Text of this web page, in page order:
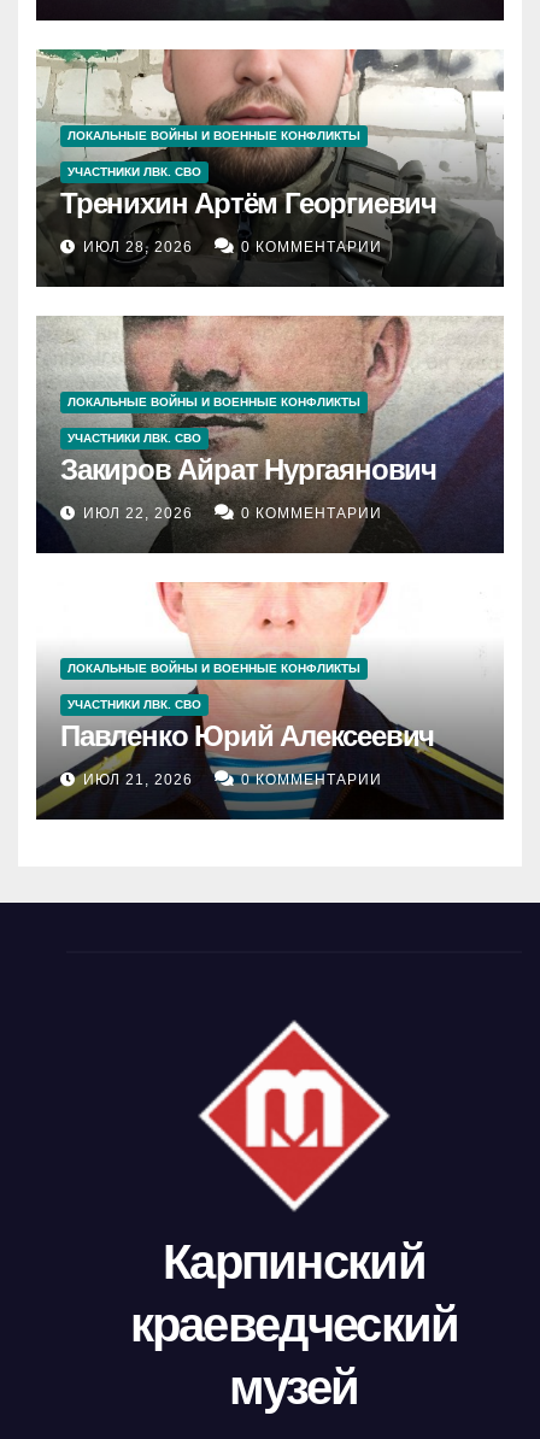
ЛОКАЛЬНЫЕ ВОЙНЫ И ВОЕННЫЕ КОНФЛИКТЫ
УЧАСТНИКИ ЛВК. СВО
Тренихин Артём Георгиевич
ИЮЛ 28, 2026 0 КОММЕНТАРИИ
ЛОКАЛЬНЫЕ ВОЙНЫ И ВОЕННЫЕ КОНФЛИКТЫ
УЧАСТНИКИ ЛВК. СВО
Закиров Айрат Нургаянович
ИЮЛ 22, 2026 0 КОММЕНТАРИИ
ЛОКАЛЬНЫЕ ВОЙНЫ И ВОЕННЫЕ КОНФЛИКТЫ
УЧАСТНИКИ ЛВК. СВО
Павленко Юрий Алексеевич
ИЮЛ 21, 2026 0 КОММЕНТАРИИ
Карпинский
краеведческий
музей